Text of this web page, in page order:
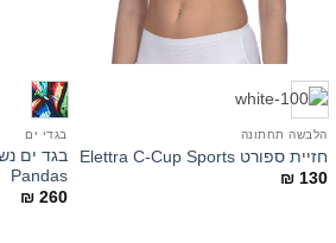
הלבשה תחתונה
חזיית ספורט Elettra C-Cup Sports
₪ 130
בגדי ים
Pandas
₪ 260